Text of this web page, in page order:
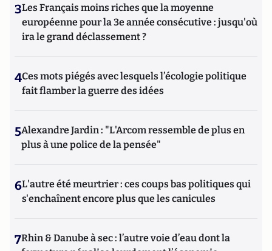
3Les Français moins riches que la moyenne
européenne pour la 3e année consécutive : jusqu'où
ira le grand déclassement ?
4Ces mots piégés avec lesquels l’écologie politique
fait flamber la guerre des idées
5Alexandre Jardin : "L'Arcom ressemble de plus en
plus à une police de la pensée"
6L'autre été meurtrier : ces coups bas politiques qui
s'enchaînent encore plus que les canicules
7Rhin & Danube à sec : l’autre voie d’eau dont la